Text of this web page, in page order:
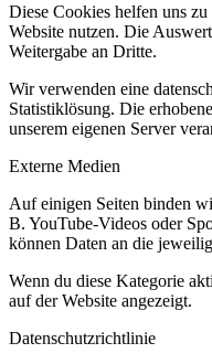
Diese Cookies helfen uns
Website nutzen. Die
Weitergabe an Dritte.
Wir verwenden eine
Statistiklösung. Die
unserem eigenen Server
Externe Medien
Auf einigen Seiten binden
B. YouTube-Videos oder
können Daten an die
Wenn du diese Kategorie
auf der Website angezeigt.
Datenschutzrichtlinie